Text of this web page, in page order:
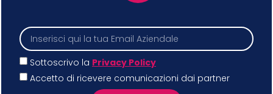
Sottoscrivo la Privacy Policy
Accetto di ricevere comunicazioni dai partner